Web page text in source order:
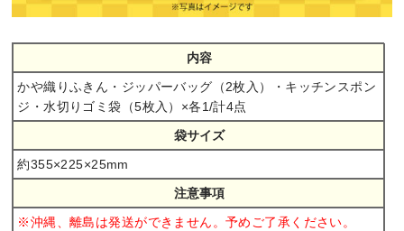
内容
かや織りふきん・ジッパーバッグ（2枚入）・キッチンスポン
ジ・水切りゴミ袋（5枚入）×各1/計4点
袋サイズ
約355×225×25mm
注意事項
※沖縄、離島は発送ができません。予めご了承ください。